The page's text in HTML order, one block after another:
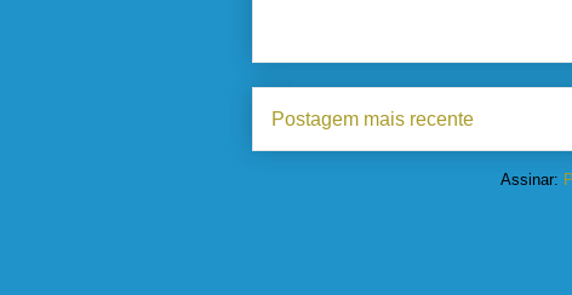
Postagem mais recente
Assinar: